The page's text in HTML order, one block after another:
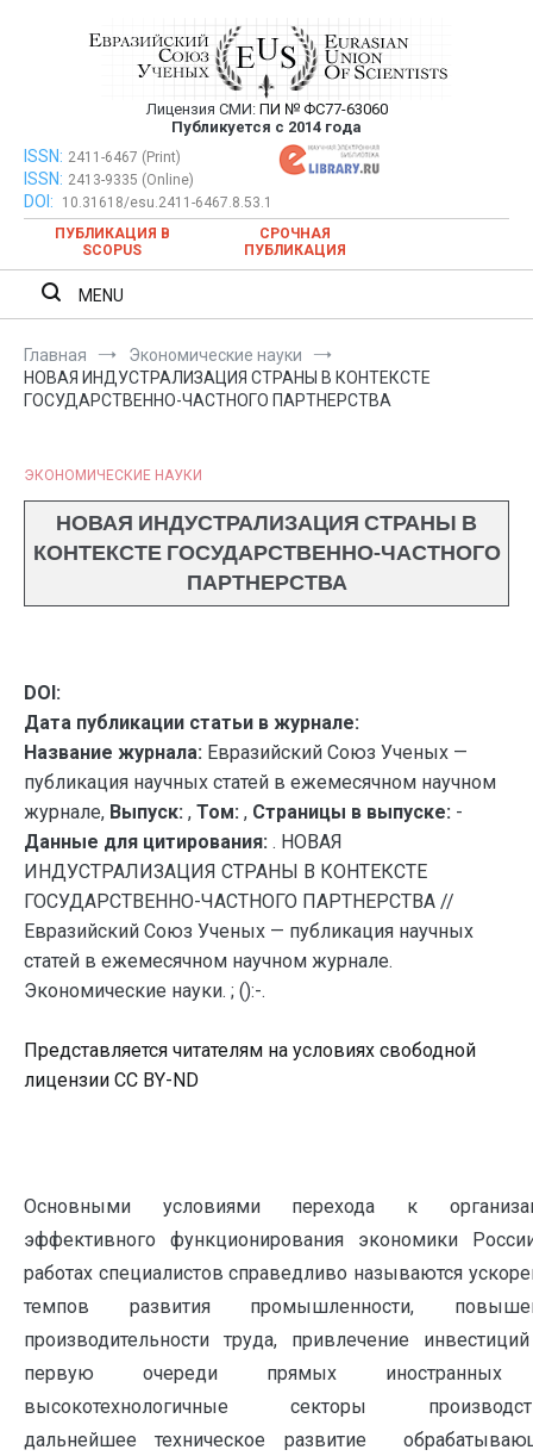
Евразийский Союз Ученых —
публикация научных статей в
ежемесячном научном журнале
Лицензия СМИ: ПИ № ФС77-63060
Публикуется с 2014 года
Евразийский Союз Ученых — публикация научных статей в
ежемесячном научном журнале
ISSN: 2411-6467 (Print)
ISSN: 2413-9335 (Online)
DOI:
10.31618/esu.2411-6467.8.53.1
ПУБЛИКАЦИЯ В
SCOPUS
СРОЧНАЯ
ПУБЛИКАЦИЯ
MENU
Главная
Экономические науки
НОВАЯ ИНДУСТРАЛИЗАЦИЯ СТРАНЫ В КОНТЕКСТЕ
ГОСУДАРСТВЕННО-ЧАСТНОГО ПАРТНЕРСТВА
ЭКОНОМИЧЕСКИЕ НАУКИ
НОВАЯ ИНДУСТРАЛИЗАЦИЯ СТРАНЫ В
КОНТЕКСТЕ ГОСУДАРСТВЕННО-ЧАСТНОГО
ПАРТНЕРСТВА
DOI:
Дата публикации статьи в журнале:
Название журнала: Евразийский Союз Ученых —
публикация научных статей в ежемесячном научном
журнале, Выпуск: , Том: , Страницы в выпуске: -
Данные для цитирования: . НОВАЯ
ИНДУСТРАЛИЗАЦИЯ СТРАНЫ В КОНТЕКСТЕ
ГОСУДАРСТВЕННО-ЧАСТНОГО ПАРТНЕРСТВА //
Евразийский Союз Ученых — публикация научных
статей в ежемесячном научном журнале.
Экономические науки. ; ():-.
Представляется читателям на условиях свободной
лицензии CC BY-ND
Основными условиями перехода к
эффективного функционирования экономики
работах специалистов справедливо называются
темпов развития промышленности,
производительности труда, привлечение
первую очереди прямых
высокотехнологичные секторы
дальнейшее техническое развитие